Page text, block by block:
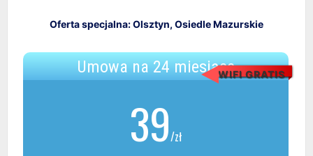
Oferta specjalna: Olsztyn, Osiedle Mazurskie
WIFI GRATIS
Umowa na 24 miesiące
39/zł